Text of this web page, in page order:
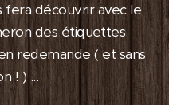
découvrir avec le
des étiquettes
redemande ( et sans
! ) ...